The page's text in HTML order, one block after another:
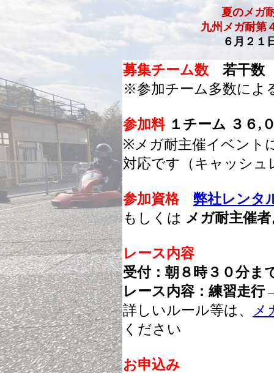
夏のメガ
九州メガ耐第
６月２１
募集チーム数 若干数
※参加チーム多数によ
参加料１チーム ３６,
※メガ耐主催イベント
対応です（キャッシュ
参加資格
弊社レンタ
もしくは メガ耐主催
レース内容
受付：朝８時３０分ま
レース内容：練習走
詳しいルール等は、
メ
ください
お申込み